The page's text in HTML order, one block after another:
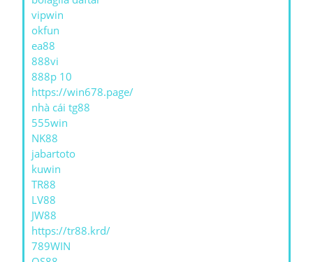
vipwin
okfun
ea88
888vi
888p 10
https://win678.page/
nhà cái tg88
555win
NK88
jabartoto
kuwin
TR88
LV88
JW88
https://tr88.krd/
789WIN